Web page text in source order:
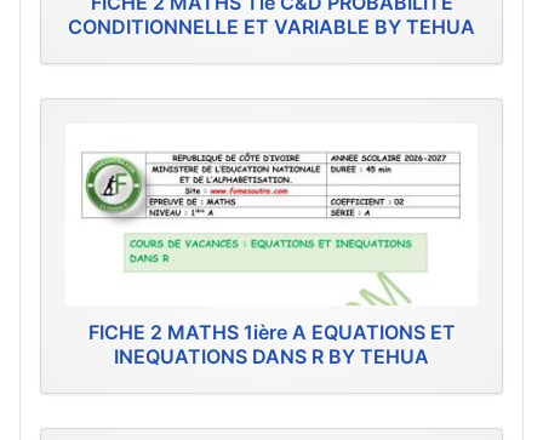
CONDITIONNELLE ET VARIABLE BY TEHUA
FICHE 2 MATHS 1ière A EQUATIONS ET
INEQUATIONS DANS R BY TEHUA